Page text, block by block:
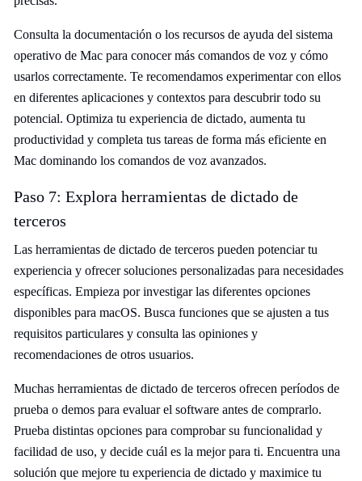
Consulta la documentación o los recursos de ayuda del sistema
operativo de Mac para conocer más comandos de voz y cómo
usarlos correctamente. Te recomendamos experimentar con ellos
en diferentes aplicaciones y contextos para descubrir todo su
potencial. Optimiza tu experiencia de dictado, aumenta tu
productividad y completa tus tareas de forma más eficiente en
Mac dominando los comandos de voz avanzados.
Paso 7: Explora herramientas de dictado de
terceros
Las herramientas de dictado de terceros pueden potenciar tu
experiencia y ofrecer soluciones personalizadas para necesidades
específicas. Empieza por investigar las diferentes opciones
disponibles para macOS. Busca funciones que se ajusten a tus
requisitos particulares y consulta las opiniones y
recomendaciones de otros usuarios.
Muchas herramientas de dictado de terceros ofrecen períodos de
prueba o demos para evaluar el software antes de comprarlo.
Prueba distintas opciones para comprobar su funcionalidad y
facilidad de uso, y decide cuál es la mejor para ti. Encuentra una
solución que mejore tu experiencia de dictado y maximice tu